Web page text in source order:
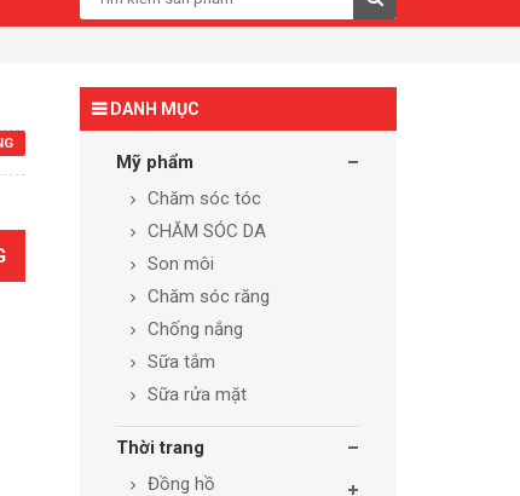
DANH MỤC
Mỹ phẩm
Chăm sóc tóc
CHĂM SÓC DA
Son môi
Chăm sóc răng
Chống nắng
Sữa tắm
Sữa rửa mặt
Thời trang
Đồng hồ